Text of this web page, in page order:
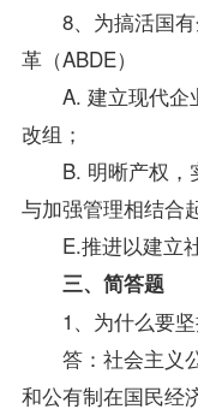
8、为搞活国有
革（ABDE）
A. 建立现代企
改组；
B. 明晰产权，
与加强管理相结合
E.推进以建立社
三、简答题
1、为什么要坚
答：社会主义公
和公有制在国民经